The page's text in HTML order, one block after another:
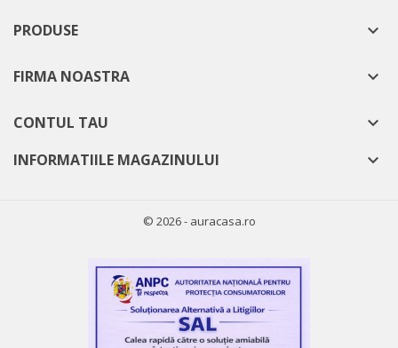
PRODUSE 
FIRMA NOASTRA 
CONTUL TAU 
INFORMATIILE MAGAZINULUI 
© 2026 - auracasa.ro